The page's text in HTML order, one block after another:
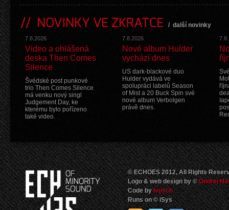
NOVINKY VE ZKRATCE / další novinky
7.8.2026
Video a ohlášená
deska Then Comes
Silence
Švédské post punkové
trio Then Comes Silence
má venku nový singl
Judgement Day, ke
kterému bylo pořízeno
také video.
7.8.2026
Nové album Hulder
vychází dnes
US dark-blackové duo
Hulder vydává ve
spolupráci labelů Season
of Mist a 20 Buck Spin své
nové album Verbolgen
právě dnes.
© ECHOES 2012, All Rights
Logo & web design by ©Ondrej
Code byIvosch
Runs on © iSys